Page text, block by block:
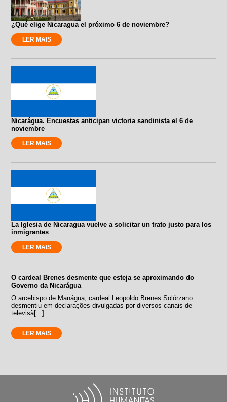
¿Qué elige Nicaragua el próximo 6 de noviembre?
LER MAIS
Nicarágua. Encuestas anticipan victoria sandinista el 6 de
noviembre
LER MAIS
La Iglesia de Nicaragua vuelve a solicitar un trato justo para los
inmigrantes
LER MAIS
O cardeal Brenes desmente que esteja se aproximando do
Governo da Nicarágua
O arcebispo de Manágua, cardeal Leopoldo Brenes Solórzano
desmentiu em declarações divulgadas por diversos canais de
televisã[...]
LER MAIS